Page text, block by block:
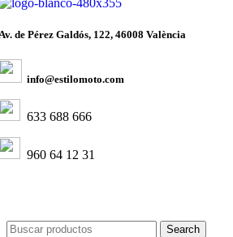
de Pérez Galdós, 122, 46008 València
info@estilomoto.com
633 688 666
960 64 12 31
Search